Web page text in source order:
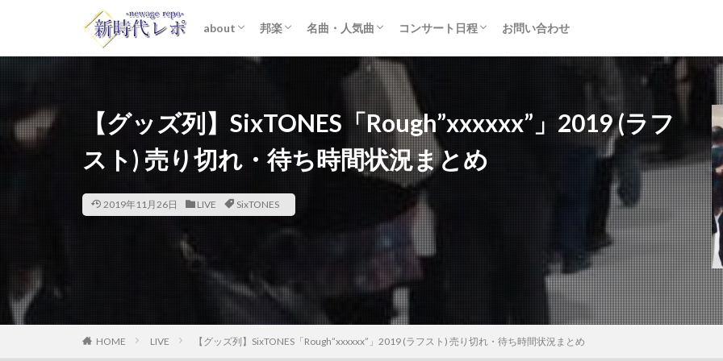
about
ライター紹介
プライバシーポリシー
免責事項
邦楽
STARTO ENTERTAINMENT (旧ジャニーズ)
名曲・人気曲
おすすめアルバム
コンサート日程 お問い合わせ
【グッズ列】SixTONES「Rough”xxxxxx”」2019 (ラフ
スト) 売り切れ・待ち時間状況まとめ
2019年11月26日 LIVE SixTONES
HOME LIVE 【グッズ列】SixTONES「Rough”xxxxxx”」2019 (ラフスト) 売り切れ・待ち時間状況まとめ